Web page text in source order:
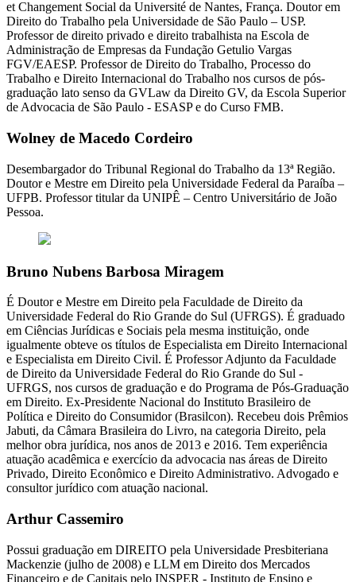
et Changement Social da Université de Nantes, França. Doutor em
Direito do Trabalho pela Universidade de São Paulo – USP.
Professor de direito privado e direito trabalhista na Escola de
Administração de Empresas da Fundação Getulio Vargas
FGV/EAESP. Professor de Direito do Trabalho, Processo do
Trabalho e Direito Internacional do Trabalho nos cursos de pós-
graduação lato senso da GVLaw da Direito GV, da Escola Superior
de Advocacia de São Paulo - ESASP e do Curso FMB.
Wolney de Macedo Cordeiro
Desembargador do Tribunal Regional do Trabalho da 13ª Região.
Doutor e Mestre em Direito pela Universidade Federal da Paraíba –
UFPB. Professor titular da UNIPÊ – Centro Universitário de João
Pessoa.
Bruno Nubens Barbosa Miragem
É Doutor e Mestre em Direito pela Faculdade de Direito da
Universidade Federal do Rio Grande do Sul (UFRGS). É graduado
em Ciências Jurídicas e Sociais pela mesma instituição, onde
igualmente obteve os títulos de Especialista em Direito Internacional
e Especialista em Direito Civil. É Professor Adjunto da Faculdade
de Direito da Universidade Federal do Rio Grande do Sul -
UFRGS, nos cursos de graduação e do Programa de Pós-Graduação
em Direito. Ex-Presidente Nacional do Instituto Brasileiro de
Política e Direito do Consumidor (Brasilcon). Recebeu dois Prêmios
Jabuti, da Câmara Brasileira do Livro, na categoria Direito, pela
melhor obra jurídica, nos anos de 2013 e 2016. Tem experiência
atuação acadêmica e exercício da advocacia nas áreas de Direito
Privado, Direito Econômico e Direito Administrativo. Advogado e
consultor jurídico com atuação nacional.
Arthur Cassemiro
Possui graduação em DIREITO pela Universidade Presbiteriana
Mackenzie (julho de 2008) e LLM em Direito dos Mercados
Financeiro e de Capitais pelo INSPER - Instituto de Ensino e